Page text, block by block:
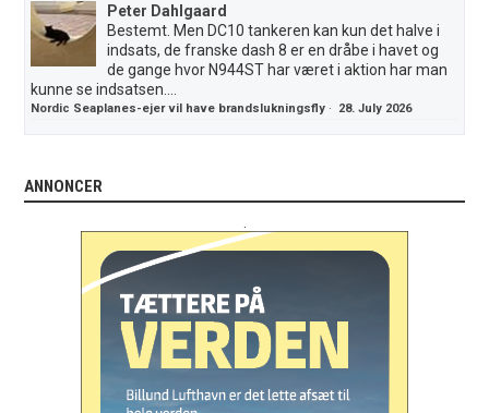
Peter Dahlgaard
Bestemt. Men DC10 tankeren kan kun det halve i
indsats, de franske dash 8 er en dråbe i havet og
de gange hvor N944ST har været i aktion har man
kunne se indsatsen....
Nordic Seaplanes-ejer vil have brandslukningsfly · 28. July 2026
ANNONCER